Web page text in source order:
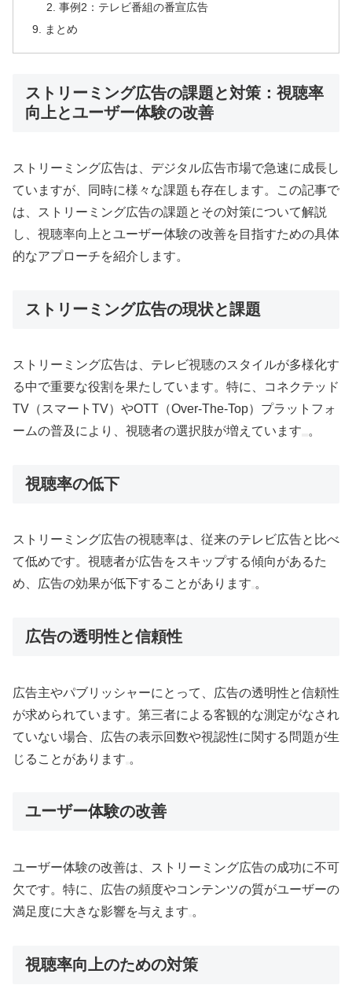
事例2：テレビ番組の番宣広告
まとめ
ストリーミング広告の課題と対策：視聴率
向上とユーザー体験の改善
ストリーミング広告は、デジタル広告市場で急速に成長し
ていますが、同時に様々な課題も存在します。この記事で
は、ストリーミング広告の課題とその対策について解説
し、視聴率向上とユーザー体験の改善を目指すための具体
的なアプローチを紹介します。
ストリーミング広告の現状と課題
ストリーミング広告は、テレビ視聴のスタイルが多様化す
る中で重要な役割を果たしています。特に、コネクテッド
TV（スマートTV）やOTT（Over-The-Top）プラットフォ
ームの普及により、視聴者の選択肢が増えています
。
視聴率の低下
ストリーミング広告の視聴率は、従来のテレビ広告と比べ
て低めです。視聴者が広告をスキップする傾向があるた
め、広告の効果が低下することがあります 。
広告の透明性と信頼性
広告主やパブリッシャーにとって、広告の透明性と信頼性
が求められています。第三者による客観的な測定がなされ
ていない場合、広告の表示回数や視認性に関する問題が生
じることがあります 。
ユーザー体験の改善
ユーザー体験の改善は、ストリーミング広告の成功に不可
欠です。特に、広告の頻度やコンテンツの質がユーザーの
満足度に大きな影響を与えます 。
視聴率向上のための対策